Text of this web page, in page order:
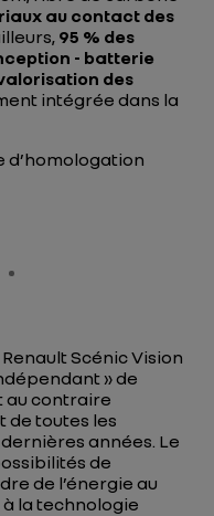
au contact des
95 % des
- batterie
des
intégrée dans la
d’homologation
Scénic Vision
» de
au contraire
toutes les
années. Le
de
de l’énergie au
la technologie